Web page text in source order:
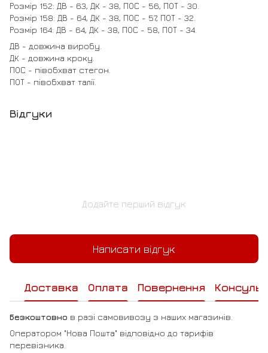
Розмір 152: ДВ - 63, ДК - 38, ПОС - 56, ПОТ - 30.
Розмір 158: ДВ - 64, ДК - 38, ПОС - 57, ПОТ - 32.
Розмір 164: ДВ - 64, ДК - 38, ПОС - 58, ПОТ - 34.
ДВ - довжина виробу.
ДК - довжина кроку.
ПОС - півобхват стегон.
ПОТ - півобхват талії.
Відгуки
Додайте перший відгук
Написати відгук
Доставка Оплата Повернення
Безкоштовно в разі самовивозу з наших магазинів.
Оператором "Нова Пошта" відповідно до тарифів
перевізника.